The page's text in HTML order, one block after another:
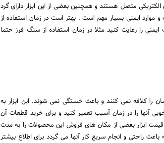
الکتریکی متصل هستند و همچنین بعضی از این ابزار دارای گرد
موارد ایمنی بسیار مهم است . بهتر است در زمان استفاده از
را رعایت کنید مثلا در زمان استفاده از سنگ فرز حتما
را کلافه نمی کنند و باعث خستگی نمی شوند. این ابزار به
آنها را در زمان آسیب تعمیر کنید و برای خرید قطعات آن
قیمت ابزار بعضی از مکان های فروش این محصولات را به مدت
راحتی و انجام سریع کار آنها می گردد برای اطلاع بیشتر